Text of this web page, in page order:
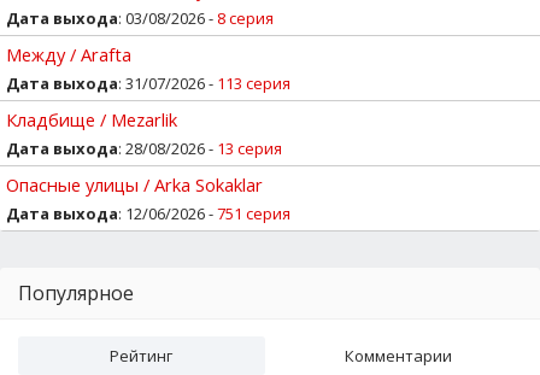
Дата выхода: 03/08/2026 - 8 серия
Между / Arafta
Дата выхода: 31/07/2026 - 113 серия
Кладбище / Mezarlik
Дата выхода: 28/08/2026 - 13 серия
Опасные улицы / Arka Sokaklar
Дата выхода: 12/06/2026 -751 серия
Популярное
Рейтинг Комментарии